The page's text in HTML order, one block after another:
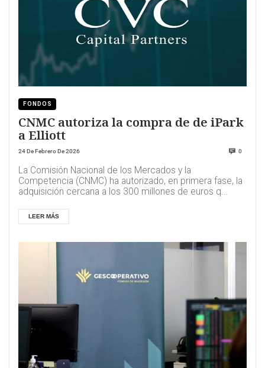
FONDOS
CNMC autoriza la compra de de iPark
a Elliott
24 De Febrero De 2026 0
La Comisión Nacional de los Mercados y la
Competencia (CNMC) ha autorizado, en primera fase, la
adquisición cercana a los 300 millones de euros q...
LEER MÁS